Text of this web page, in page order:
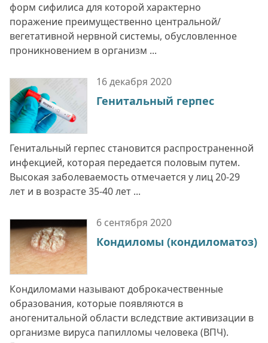
форм сифилиса для которой характерно
поражение преимущественно центральной/
вегетативной нервной системы, обусловленное
проникновением в организм ...
16 декабря 2020
Генитальный герпес
Генитальный герпес становится распространенной
инфекцией, которая передается половым путем.
Высокая заболеваемость отмечается у лиц 20-29
лет и в возрасте 35-40 лет ...
6 сентября 2020
Кондиломы (кондиломатоз)
Кондиломами называют доброкачественные
образования, которые появляются в
аногенитальной области вследствие активизации в
организме вируса папилломы человека (ВПЧ).